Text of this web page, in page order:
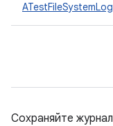
Сохраняйте